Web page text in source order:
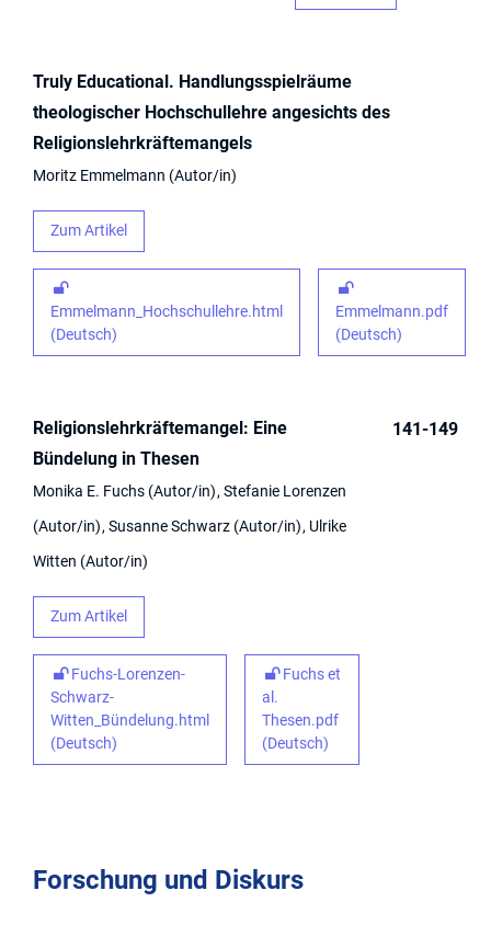
Truly Educational. Handlungsspielräume
theologischer Hochschullehre angesichts des
Religionslehrkräftemangels
Moritz Emmelmann Autor/in
Zum Artikel
Emmelmann_Hochschullehre.html
(Deutsch)
Emmelmann.pdf
(Deutsch)
Religionslehrkräftemangel: Eine
Bündelung in Thesen
Monika E. Fuchs Autor/in
Stefanie Lorenzen
Autor/in
Susanne Schwarz Autor/in
Ulrike
Witten Autor/in
Zum Artikel
Fuchs-Lorenzen-
Schwarz-
Witten_Bündelung.html
(Deutsch)
Fuchs et
al.
Thesen.pdf
(Deutsch)
141-149
Forschung und Diskurs